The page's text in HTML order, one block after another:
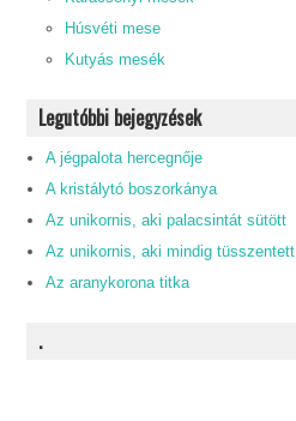
Húsvéti mese
Kutyás mesék
Legutóbbi bejegyzések
A jégpalota hercegnője
A kristálytó boszorkánya
Az unikornis, aki palacsintát sütött
Az unikornis, aki mindig tüsszentett
Az aranykorona titka
.